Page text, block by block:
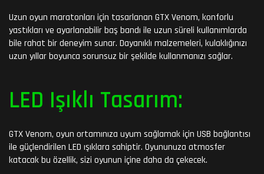
Uzun oyun maratonları için tasarlanan GTX Venom, konforlu
yastıkları ve ayarlanabilir baş bandı ile uzun süreli kullanımlarda
bile rahat bir deneyim sunar. Dayanıklı malzemeleri, kulaklığınızı
uzun yıllar boyunca sorunsuz bir şekilde kullanmanızı sağlar.
LED Işıklı Tasarım:
GTX Venom, oyun ortamınıza uyum sağlamak için USB bağlantısı
ile güçlendirilen LED ışıklara sahiptir. Oyununuza atmosfer
katacak bu özellik, sizi oyunun içine daha da çekecek.